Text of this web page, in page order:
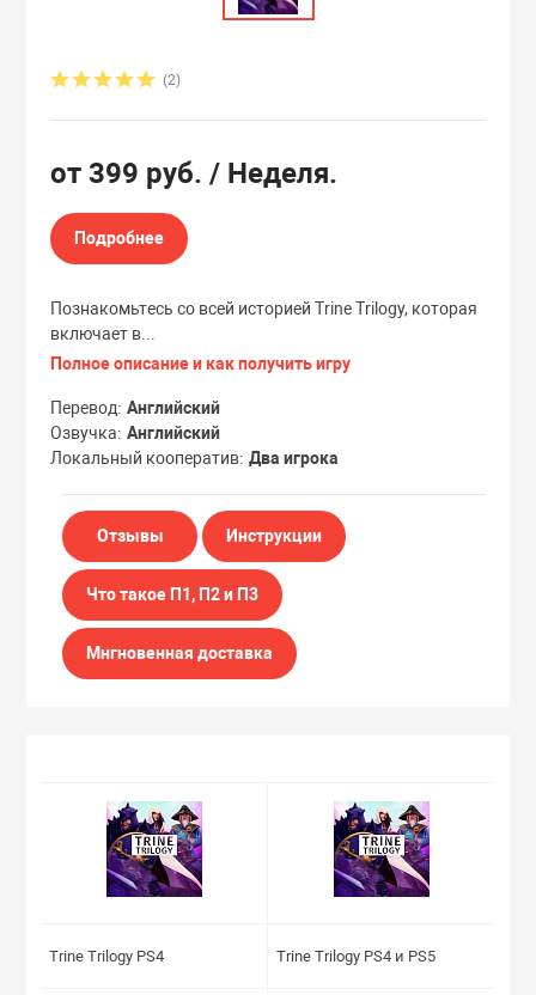
(2)
от399 руб./ Неделя.
Подробнее
Познакомьтесь со всей историей Trine Trilogy, которая
включает в...
Полное описание и как получить игру
Перевод Английский
Озвучка Английский
Локальный кооператив Два игрока
Отзывы Инструкции
Что такое П1, П2 и П3
Мнгновенная доставка
Trine Trilogy PS4 Trine Trilogy PS4 и PS5